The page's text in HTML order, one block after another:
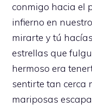
conmigo hacia el
infierno en
mirarte y tú
estrellas que
hermoso era
sentirte tan cerca
mariposas